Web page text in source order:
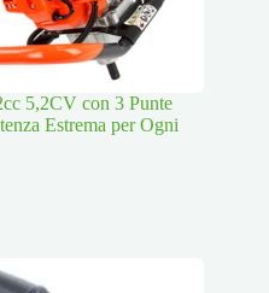
5,2CV con 3 Punte
Estrema per Ogni